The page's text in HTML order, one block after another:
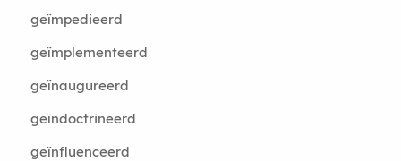
geïmpedieerd
geïmplementeerd
geïnaugureerd
geïndoctrineerd
geïnfluenceerd